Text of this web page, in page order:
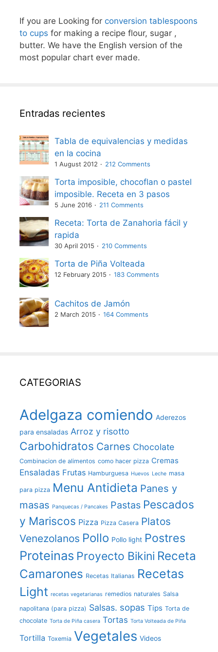
If you are Looking for conversion tablespoons
to cups for making a recipe flour, sugar ,
butter. We have the English version of the
most popular chart ever made.
Entradas recientes
Tabla de equivalencias y medidas
en la cocina
1 August 2012 212 Comments
Torta imposible, chocoflan o pastel
imposible. Receta en 3 pasos
5 June 2016 211 Comments
Receta: Torta de Zanahoria fácil y
rapida
30 April 2015 210 Comments
Torta de Piña Volteada
12 February 2015 183 Comments
Cachitos de Jamón
2 March 2015 164 Comments
CATEGORIAS
Adelgaza comiendo Aderezos
para ensaladas Arroz y risotto
Carbohidratos Carnes Chocolate
Combinacion de alimentos como hacer pizza Cremas
Ensaladas Frutas Hamburguesa Huevos Leche masa
para pizza Menu Antidieta Panes y
masas Panquecas / Pancakes Pastas Pescados
y Mariscos Pizza Pizza Casera Platos
Venezolanos Pollo Pollo light Postres
Proteinas Proyecto Bikini Receta
Camarones Recetas Italianas Recetas
Light recetas vegetarianas remedios naturales Salsa
napolitana (para pizza) Salsas. sopas Tips Torta de
chocolate Torta de Piña casera Tortas Torta Volteada de Piña
Tortilla Toxemia Vegetales Videos